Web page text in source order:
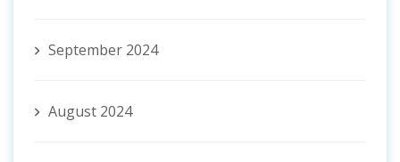
September 2024
August 2024